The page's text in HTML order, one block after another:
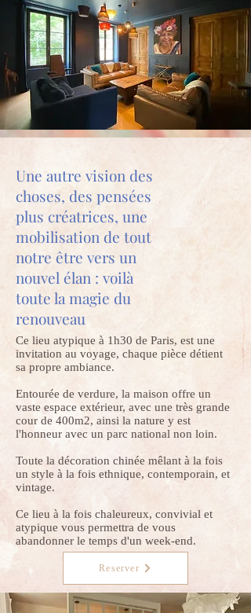
Une autre vision des
choses, des pensées
plus créatrices, une
mobilisation de tout
notre être vers un
nouvel élan : voilà
toute la magie du
renouveau
Ce lieu atypique à 1h30 de Paris, est une
invitation au voyage, chaque pièce détient
sa propre ambiance.
Entourée de verdure, la maison offre un
vaste espace extérieur, avec une très grande
cour de 400m2, ainsi la nature y est
l'honneur avec un parc national non loin.
Toute la décoration chinée mêlant à la fois
un style à la fois ethnique, contemporain, et
vintage.
Ce lieu à la fois chaleureux, convivial et
atypique vous permettra de vous
abandonner le temps d'un week-end.
Reserver